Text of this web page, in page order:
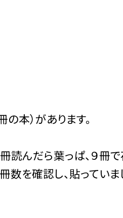
本）があります。
んだら葉っぱ、９冊で
を確認し、貼っていま